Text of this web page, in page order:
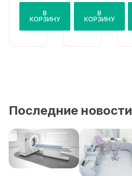
зато
р
паро
вой
В
КОРЗИНУ
В
КОРЗИНУ
Последние новости